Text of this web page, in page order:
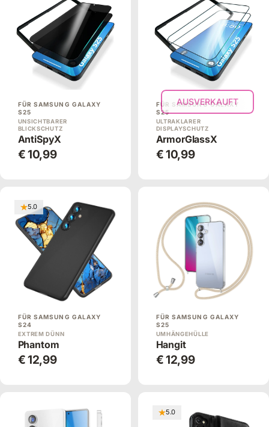
FÜR SAMSUNG GALAXY
S25
UNSICHTBARER
BLICKSCHUTZ
AntiSpyX
€ 10,99
AUSVERKAUFT
FÜR SAMSUNG GALAXY
S25
ULTRAKLARER
DISPLAYSCHUTZ
ArmorGlassX
€ 10,99
5.0
FÜR SAMSUNG GALAXY
S24
EXTREM DÜNN
Phantom
€ 12,99
FÜR SAMSUNG GALAXY
S25
UMHÄNGEHÜLLE
Hangit
€ 12,99
5.0